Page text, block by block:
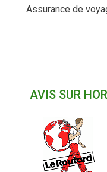
Assurance de
AVIS SUR